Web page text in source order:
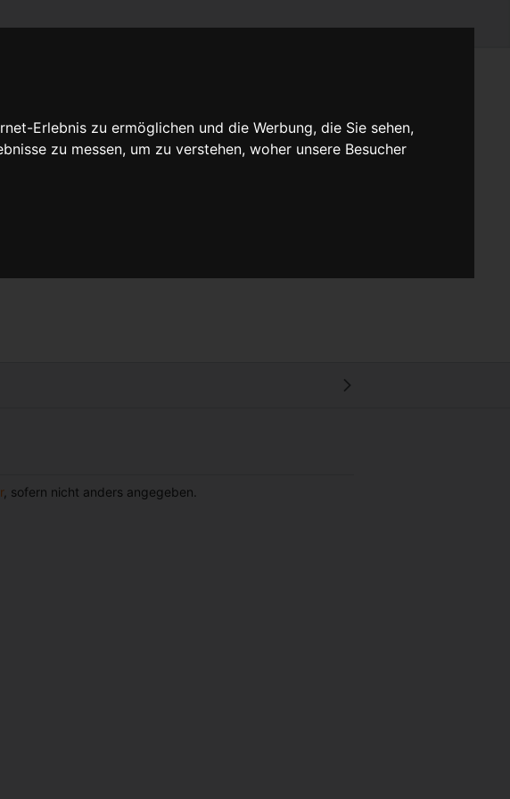
Erlebnis zu ermöglichen und die Werbung, die Sie sehen,
zu messen, um zu verstehen, woher unsere Besucher
, sofern nicht anders angegeben.